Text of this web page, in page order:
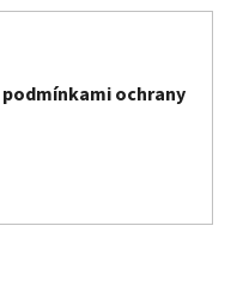
podmínkami ochrany